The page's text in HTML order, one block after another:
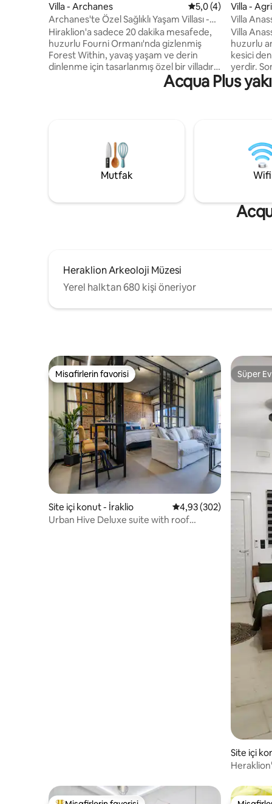
Villa - Archanes 5 üzerinden
5,0 (4)
Archanes'te Özel Sağlıklı Yaşam Villası -
Orman İçinde
Hiraklion'a sadece 20 dakika mesafede,
huzurlu Fourni Ormanı'nda gizlenmiş
Forest Within, yavaş yaşam ve derin
dinlenme için tasarlanmış özel bir villadır.
Yaklaşık 8 dönümlük bir arazide yer alan
bu 156 m²'lik ev, tam mahremiyet, orman
Knossos ve Girit’in kültürel simgelerine
yakın olan bu yer, doğanın ritmi belirlediği
ve tamamen rahatlamak için alan sunan
sessiz bir dinlenme yeridir.
Villa -
Villa
Villa
huzurlu
kesici
yerdir.
dinlenin,
aktif
cennet
bir
Acqua Plus
Mutfak Wifi
Heraklion Arkeoloji Müzesi
Yerel halktan 680 kişi öneriyor
Misafirlerin favorisi
Misafirlerin favorisi
Site içi konut - İraklio 5 üzerinden ortalama
4,93 (302)
Urban Hive Deluxe suite with roof
Süper
Süper
Site içi